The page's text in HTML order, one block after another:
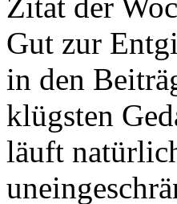
Gut zur
in den
klügsten
läuft